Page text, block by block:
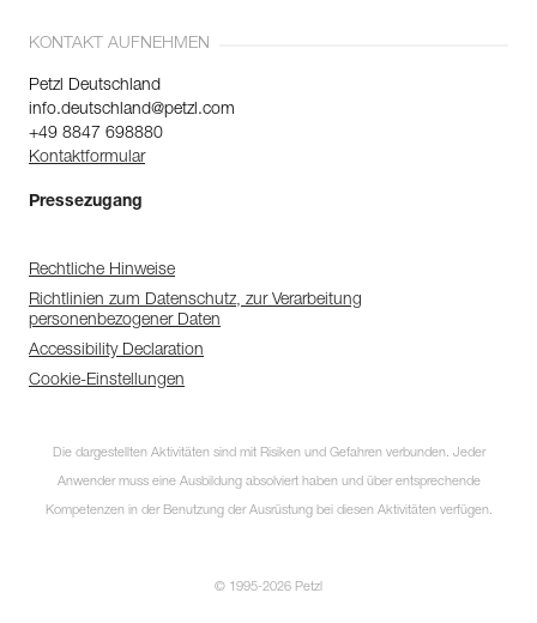
KONTAKT AUFNEHMEN
Petzl Deutschland
info.deutschland@petzl.com
+49 8847 698880
Kontaktformular
Pressezugang
Rechtliche Hinweise
Richtlinien zum Datenschutz, zur Verarbeitung
personenbezogener Daten
Accessibility Declaration
Cookie-Einstellungen
Die dargestellten Aktivitäten sind mit Risiken und Gefahren verbunden. Jeder
Anwender muss eine Ausbildung absolviert haben und über entsprechende
Kompetenzen in der Benutzung der Ausrüstung bei diesen Aktivitäten verfügen.
© 1995-2026 Petzl